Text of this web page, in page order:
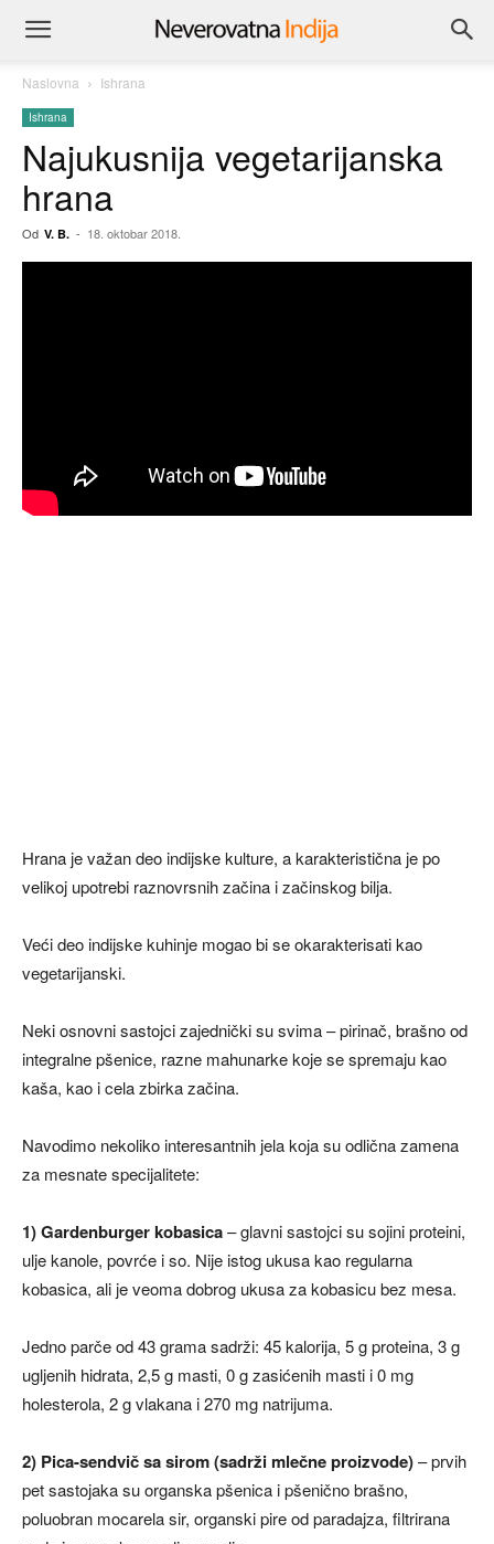
Naslovna Ishrana
Ishrana
Najukusnija vegetarijanska
hrana
Od V. B. - 18. oktobar 2018.
Hrana je važan deo indijske kulture, a karakteristična je po
velikoj upotrebi raznovrsnih začina i začinskog bilja.
Veći deo indijske kuhinje mogao bi se okarakterisati kao
vegetarijanski.
Neki osnovni sastojci zajednički su svima – pirinač, brašno od
integralne pšenice, razne mahunarke koje se spremaju kao
kaša, kao i cela zbirka začina.
Navodimo nekoliko interesantnih jela koja su odlična zamena
za mesnate specijalitete:
1) Gardenburger kobasica– glavni sastojci su sojini proteini,
ulje kanole, povrće i so. Nije istog ukusa kao regularna
kobasica, ali je veoma dobrog ukusa za kobasicu bez mesa.
Jedno parče od 43 grama sadrži: 45 kalorija, 5 g proteina, 3 g
ugljenih hidrata, 2,5 g masti, 0 g zasićenih masti i 0 mg
holesterola, 2 g vlakana i 270 mg natrijuma.
2) Pica-sendvič sa sirom (sadrži mlečne proizvode)– prvih
pet sastojaka su organska pšenica i pšenično brašno,
poluobran mocarela sir, organski pire od paradajza, filtrirana